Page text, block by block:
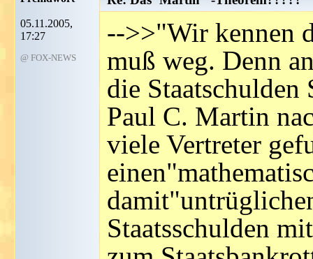
05.11.2005,
17:27
@ FOX-NEWS
-->>"Wir kennen
muß weg. Denn
die Staatschulden
Paul C. Martin
viele Vertreter
Staatsschulden